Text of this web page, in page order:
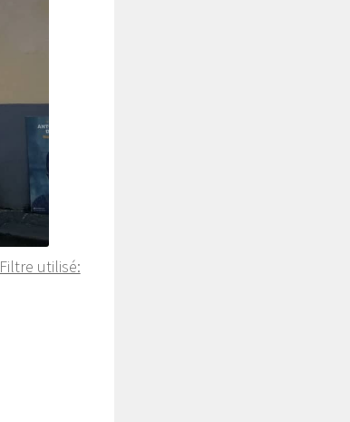
Filtre utilisé: